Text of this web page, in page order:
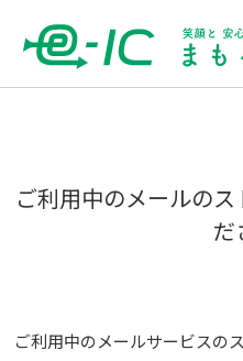
ご利用中のメールの
だ
ご利用中のメールサービスの